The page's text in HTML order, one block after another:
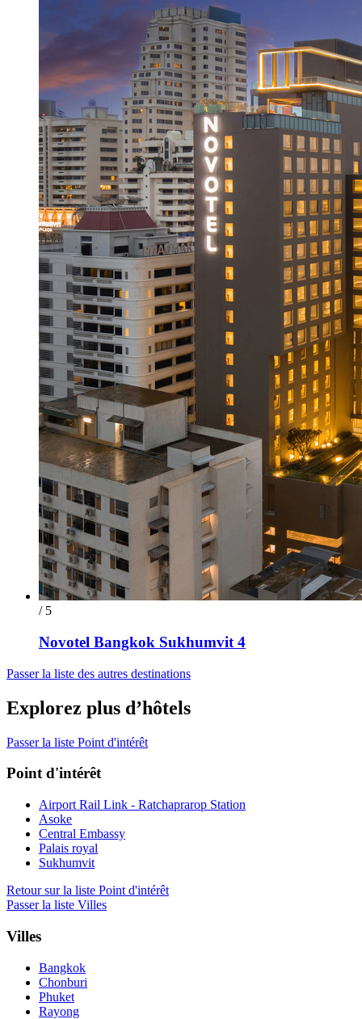
/ 5
Novotel Bangkok Sukhumvit 4
Passer la liste des autres destinations
Explorez plus d’hôtels
Passer la liste Point d'intérêt
Point d'intérêt
Airport Rail Link - Ratchaprarop Station
Asoke
Central Embassy
Palais royal
Sukhumvit
Retour sur la liste Point d'intérêt
Passer la liste Villes
Villes
Bangkok
Chonburi
Phuket
Rayong